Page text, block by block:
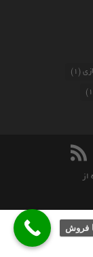
(1)
از
فروش